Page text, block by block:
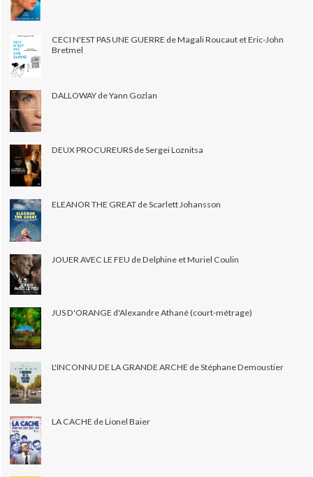
CECI N'EST PAS UNE GUERRE de Magali Roucaut et Eric-John
Bretmel
DALLOWAY de Yann Gozlan
DEUX PROCUREURS de Sergei Loznitsa
ELEANOR THE GREAT de Scarlett Johansson
JOUER AVEC LE FEU de Delphine et Muriel Coulin
JUS D'ORANGE d'Alexandre Athané (court-métrage)
L'INCONNU DE LA GRANDE ARCHE de Stéphane Demoustier
LA CACHE de Lionel Baier